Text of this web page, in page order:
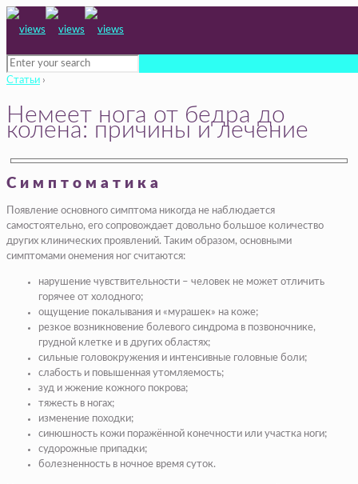
Статьи ›
Немеет нога от бедра до
колена: причины и лечение
Симптоматика
Появление основного симптома никогда не наблюдается
самостоятельно, его сопровождает довольно большое количество
других клинических проявлений. Таким образом, основными
симптомами онемения ног считаются:
нарушение чувствительности – человек не может отличить
горячее от холодного;
ощущение покалывания и «мурашек» на коже;
резкое возникновение болевого синдрома в позвоночнике,
грудной клетке и в других областях;
сильные головокружения и интенсивные головные боли;
слабость и повышенная утомляемость;
зуд и жжение кожного покрова;
тяжесть в ногах;
изменение походки;
синюшность кожи поражённой конечности или участка ноги;
судорожные припадки;
болезненность в ночное время суток.